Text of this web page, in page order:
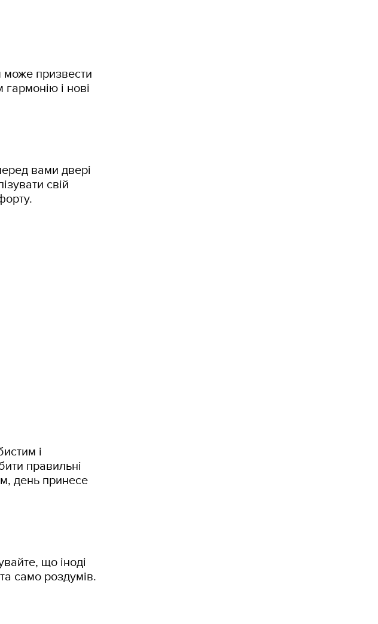
може призвести
і нові
вами двері
свій
і
правильні
день принесе
що іноді
само роздумів.